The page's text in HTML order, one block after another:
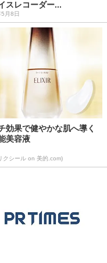
スレコーダー...
月8日
効果で健やかな肌へ導く
美容液
クシール on 美的.com)